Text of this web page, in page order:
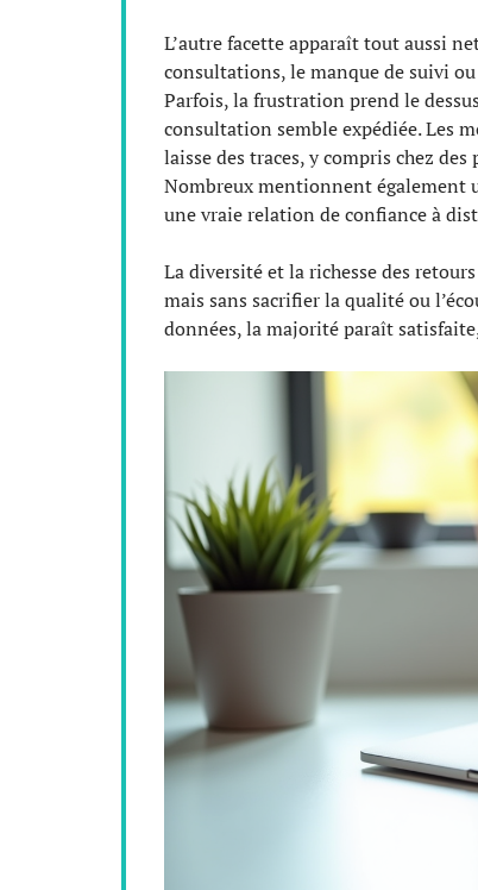
L’autre facette apparaît tout aussi
consultations, le manque de suivi
Parfois, la frustration prend le
consultation semble expédiée. Les
laisse des traces, y compris chez
Nombreux mentionnent également
une vraie relation de confiance à
La diversité et la richesse des
mais sans sacrifier la qualité ou
données, la majorité paraît